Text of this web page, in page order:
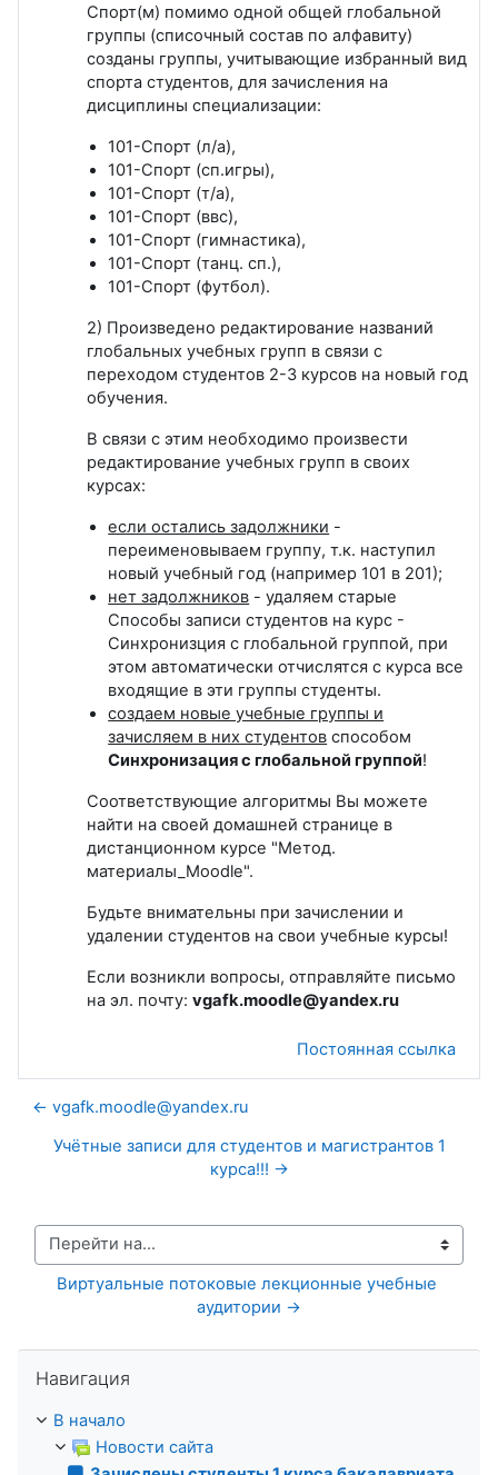
Спорт(м) помимо одной общей глобальной
группы (списочный состав по алфавиту)
созданы группы, учитывающие избранный вид
спорта студентов, для зачисления на
дисциплины специализации:
101-Спорт (л/а),
101-Спорт (сп.игры),
101-Спорт (т/а),
101-Спорт (ввс),
101-Спорт (гимнастика),
101-Спорт (танц. сп.),
101-Спорт (футбол).
2) Произведено редактирование названий
глобальных учебных групп в связи с
переходом студентов 2-3 курсов на новый год
обучения.
В связи с этим необходимо произвести
редактирование учебных групп в своих
курсах:
если остались задолжники -
переименовываем группу, т.к. наступил
новый учебный год (например 101 в 201);
нет задолжников - удаляем старые
Способы записи студентов на курс -
Синхронизция с глобальной группой, при
этом автоматически отчислятся с курса все
входящие в эти группы студенты.
создаем новые учебные группы и
зачисляем в них студентов способом
Синхронизация с глобальной группой!
Соответствующие алгоритмы Вы можете
найти на своей домашней странице в
дистанционном курсе "Метод.
материалы_Moodle".
Будьте внимательны при зачислении и
удалении студентов на свои учебные курсы!
Если возникли вопросы, отправляйте письмо
на эл. почту: vgafk.moodle@yandex.ru
Постоянная ссылка
← vgafk.moodle@yandex.ru
Учётные записи для студентов и магистрантов 1
курса!!! →
Перейти на...
Виртуальные потоковые лекционные учебные
аудитории →
Навигация
В начало
Новости сайта